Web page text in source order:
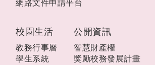
校園生活
教務行事曆
學生系統
公開資訊
智慧財產權
獎勵校務發展計畫
網路文件申請平台